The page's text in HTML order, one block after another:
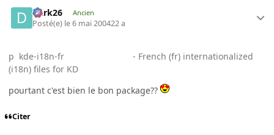
Dark26 Ancien
Posté(e) le 6 mai 200422 a
p kde-i18n-fr - French (fr) internationalized
(i18n) files for KD
pourtant c'est bien le bon package??
Citer